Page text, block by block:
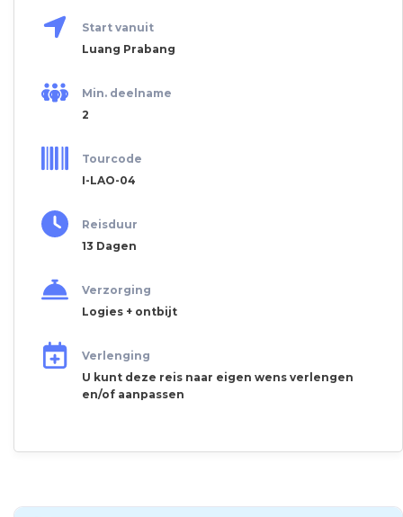
Start vanuit
Luang Prabang
Min. deelname
2
Tourcode
I-LAO-04
Reisduur
13 Dagen
Verzorging
Logies + ontbijt
Verlenging
U kunt deze reis naar eigen wens verlengen
en/of aanpassen